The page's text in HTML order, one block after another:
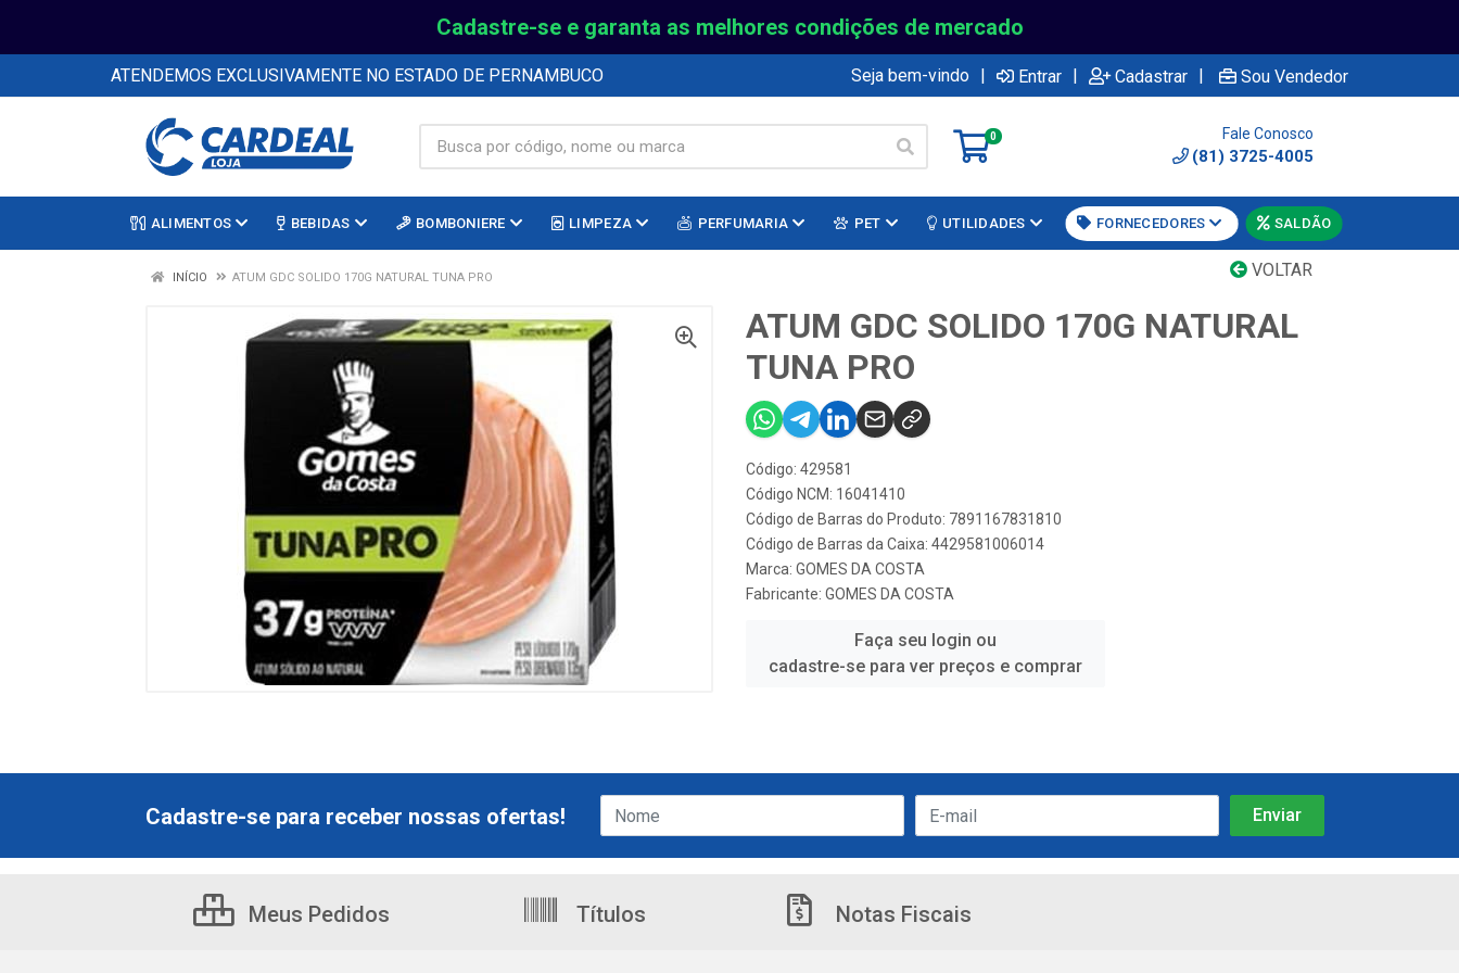
Cadastre-se e garanta as melhores condições de mercado
ATENDEMOS EXCLUSIVAMENTE NO ESTADO DE PERNAMBUCO Seja bem-vindo | Entrar | Cadastrar | Sou Vendedor
0 Fale Conosco
(81) 3725-4005
ALIMENTOS BEBIDAS BOMBONIERE LIMPEZA PERFUMARIA PET UTILIDADES FORNECEDORES SALDÃO
VOLTAR
INÍCIO ATUM GDC SOLIDO 170G NATURAL TUNA PRO
ATUM GDC SOLIDO 170G NATURAL
TUNA PRO
Código: 429581
Código NCM: 16041410
Código de Barras do Produto: 7891167831810
Código de Barras da Caixa: 4429581006014
Marca: GOMES DA COSTA
Fabricante: GOMES DA COSTA
Faça seu login ou
cadastre-se para ver preços e comprar
Cadastre-se para receber nossas ofertas!
Meus Pedidos Títulos Notas Fiscais